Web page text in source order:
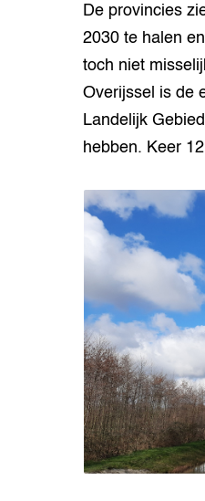
De provincies
2030 te halen
toch niet
Overijssel is de
Landelijk
hebben. Keer